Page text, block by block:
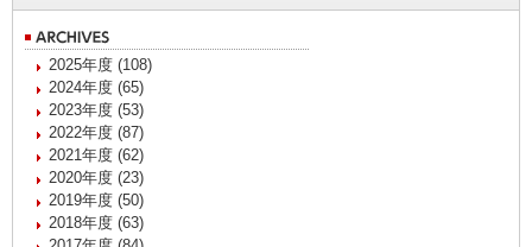
2025年度 (108)
2024年度 (65)
2023年度 (53)
2022年度 (87)
2021年度 (62)
2020年度 (23)
2019年度 (50)
2018年度 (63)